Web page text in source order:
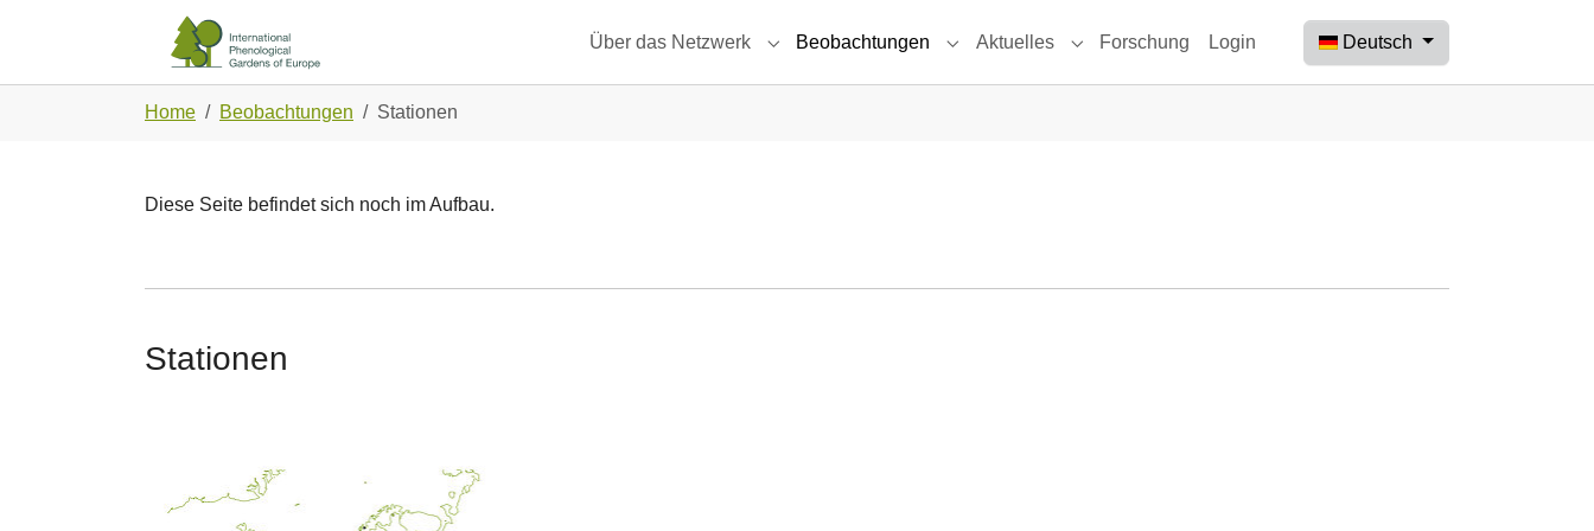
Skip to main navigation
Zum Hauptinhalt springen
Über das Netzwerk
Submenu for "Über das Netzwerk"
Beobachtungen
Submenu for "Beobachtungen"
Aktuelles
Submenu for "Aktuelles"
Forschung Login Deutsch
Home Beobachtungen Stationen
Diese Seite befindet sich noch im Aufbau.
Stationen